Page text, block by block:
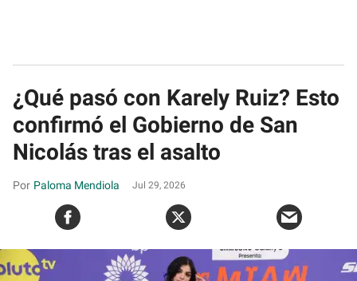
¿Qué pasó con Karely Ruiz? Esto
confirmó el Gobierno de San
Nicolás tras el asalto
Paloma Mendiola Jul 29, 2026